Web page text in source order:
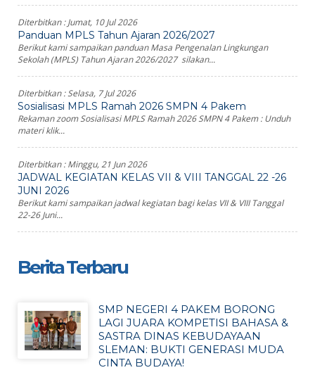
Diterbitkan :Jumat, 10 Jul 2026
Panduan MPLS Tahun Ajaran 2026/2027
Berikut kami sampaikan panduan Masa Pengenalan Lingkungan
Sekolah (MPLS) Tahun Ajaran 2026/2027 silakan...
Diterbitkan :Selasa, 7 Jul 2026
Sosialisasi MPLS Ramah 2026 SMPN 4 Pakem
Rekaman zoom Sosialisasi MPLS Ramah 2026 SMPN 4 Pakem : Unduh
materi klik...
Diterbitkan :Minggu, 21 Jun 2026
JADWAL KEGIATAN KELAS VII & VIII TANGGAL 22 -26
JUNI 2026
Berikut kami sampaikan jadwal kegiatan bagi kelas VII & VIII Tanggal
22-26 Juni...
Berita Terbaru
SMP NEGERI 4 PAKEM BORONG
LAGI JUARA KOMPETISI BAHASA &
SASTRA DINAS KEBUDAYAAN
SLEMAN: BUKTI GENERASI MUDA
CINTA BUDAYA!